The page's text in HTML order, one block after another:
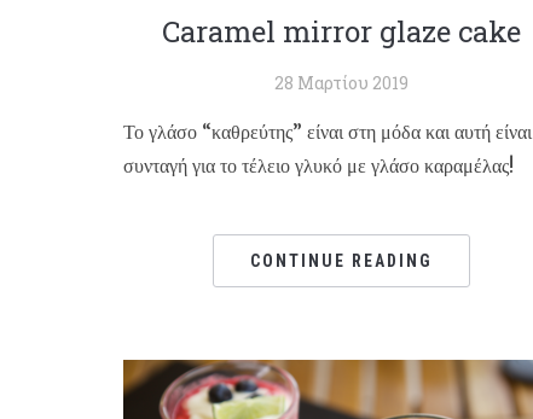
Caramel mirror glaze cake
28 Μαρτίου 2019
Το γλάσο “καθρεύτης” είναι στη μόδα και αυτή
συνταγή για το τέλειο γλυκό με γλάσο καραμέλας!
CONTINUE READING